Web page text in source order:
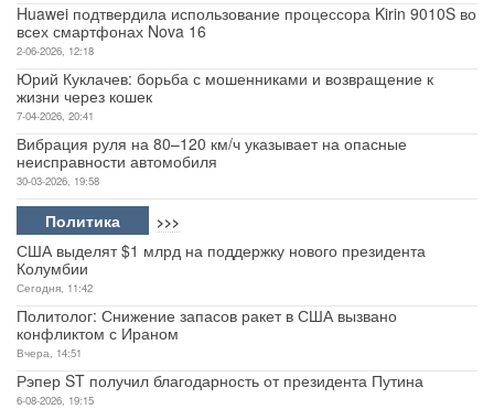
Huawei подтвердила использование процессора Kirin 9010S во
всех смартфонах Nova 16
2-06-2026, 12:18
Юрий Куклачев: борьба с мошенниками и возвращение к
жизни через кошек
7-04-2026, 20:41
Вибрация руля на 80–120 км/ч указывает на опасные
неисправности автомобиля
30-03-2026, 19:58
Политика >>>
США выделят $1 млрд на поддержку нового президента
Колумбии
Сегодня, 11:42
Политолог: Снижение запасов ракет в США вызвано
конфликтом с Ираном
Вчера, 14:51
Рэпер ST получил благодарность от президента Путина
6-08-2026, 19:15